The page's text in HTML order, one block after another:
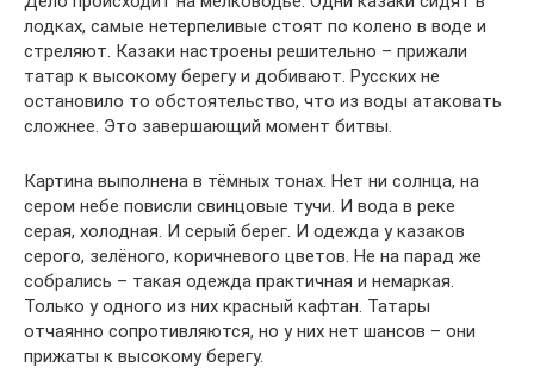
лодках, самые нетерпеливые стоят по колено в воде и
стреляют. Казаки настроены решительно – прижали
татар к высокому берегу и добивают. Русских не
остановило то обстоятельство, что из воды атаковать
сложнее. Это завершающий момент битвы.
Картина выполнена в тёмных тонах. Нет ни солнца, на
сером небе повисли свинцовые тучи. И вода в реке
серая, холодная. И серый берег. И одежда у казаков
серого, зелёного, коричневого цветов. Не на парад же
собрались – такая одежда практичная и немаркая.
Только у одного из них красный кафтан. Татары
отчаянно сопротивляются, но у них нет шансов – они
прижаты к высокому берегу.